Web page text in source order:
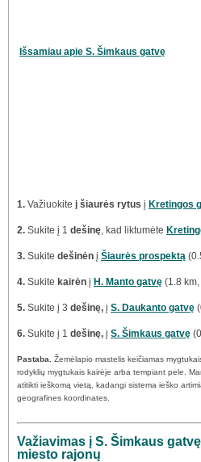
Išsamiau apie S. Šimkaus gatvę
1. Važiuokite į šiaurės rytus į Kretingos
2. Sukite į 1 dešinę, kad liktumėte
3. Sukite dešinėn į Šiaurės prospektą
4. Sukite kairėn į H. Manto gatvę (1.8
5. Sukite į 3 dešinę, į S. Daukanto gatvę
6. Sukite į 1 dešinę, į S. Šimkaus gatvę
Pastaba. Žemėlapio mastelis keičiamas
rodyklių mygtukais kairėje arba tempiant pele.
atitikti ieškomą vietą, kadangi sistema ieško
geografines koordinates.
Važiavimas į S. Šimkaus
miesto rajonų